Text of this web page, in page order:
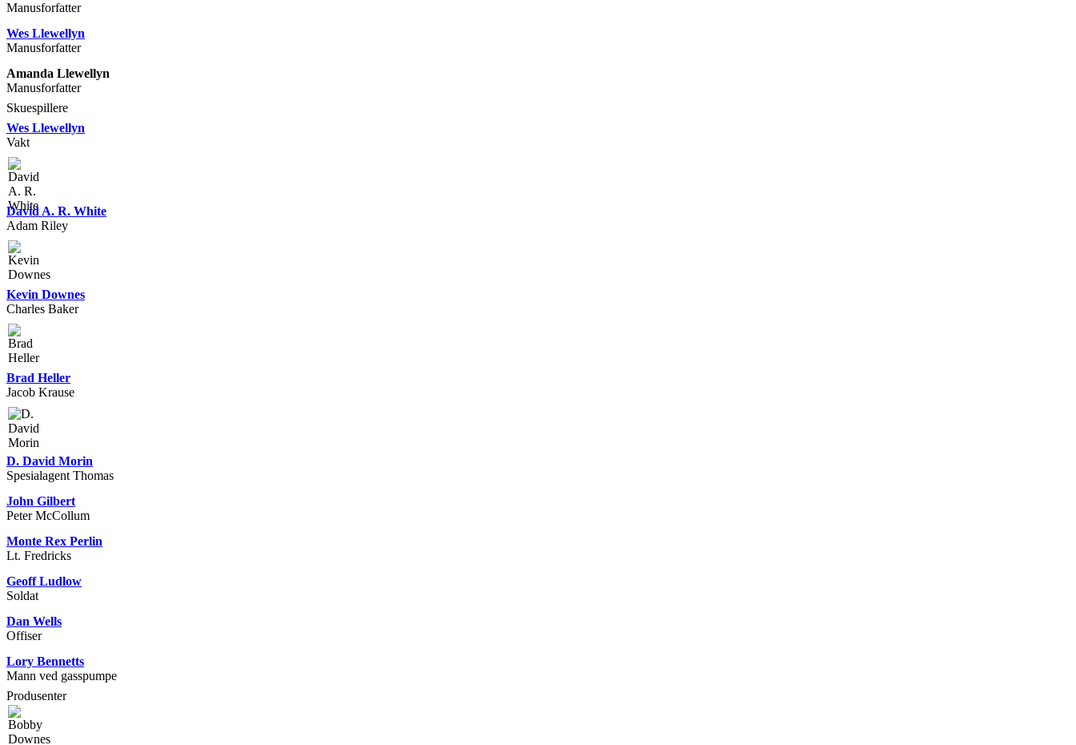
Manusforfatter
Wes Llewellyn
Manusforfatter
Amanda Llewellyn
Manusforfatter
Skuespillere
Wes Llewellyn
Vakt
David A. R. White
Adam Riley
Kevin Downes
Charles Baker
Brad Heller
Jacob Krause
D. David Morin
Spesialagent Thomas
John Gilbert
Peter McCollum
Monte Rex Perlin
Lt. Fredricks
Geoff Ludlow
Soldat
Dan Wells
Offiser
Lory Bennetts
Mann ved gasspumpe
Produsenter